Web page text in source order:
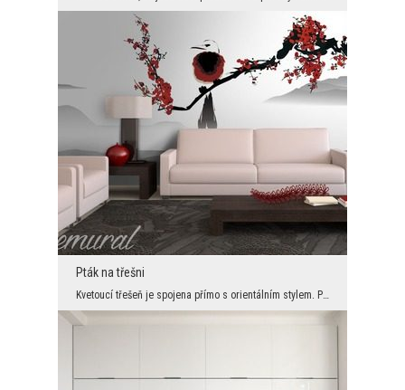
Pták na třešni
Kvetoucí třešeň je spojena přímo s orientálním stylem. Pokud tedy chceme zachovat uspořádání v to...